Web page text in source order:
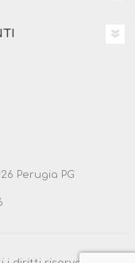
Perugia PG